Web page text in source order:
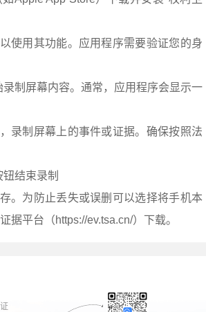
使用其功能。应用程序需要验证您的身
制屏幕内容。通常，应用程序会显示一
录制屏幕上的事件或证据。确保按照法
结束录制
。为防止丢失或误删可以选择将手机本
平台（https://ev.tsa.cn/）下载。